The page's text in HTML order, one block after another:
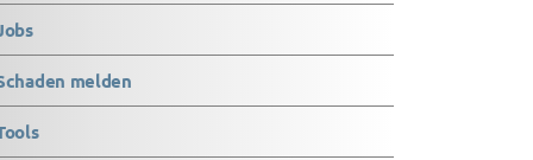
melden